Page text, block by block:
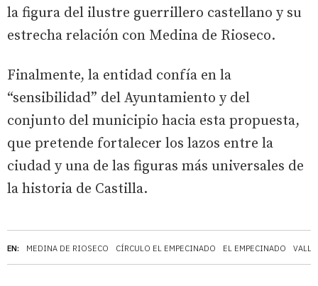
EN: MEDINA DE RIOSECO CÍRCULO EL EMPECINADO EL EMPECINADO
la figura del ilustre guerrillero castellano y su
estrecha relación con Medina de Rioseco.
Finalmente, la entidad confía en la
“sensibilidad” del Ayuntamiento y del
conjunto del municipio hacia esta propuesta,
que pretende fortalecer los lazos entre la
ciudad y una de las figuras más universales de
la historia de Castilla.